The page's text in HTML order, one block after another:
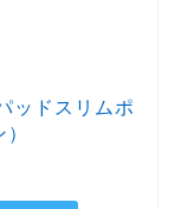
ッドスリムポ